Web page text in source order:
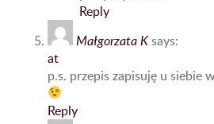
Reply
Małgorzata Ksays:
at
p.s. przepis zapisuję u siebie
Reply